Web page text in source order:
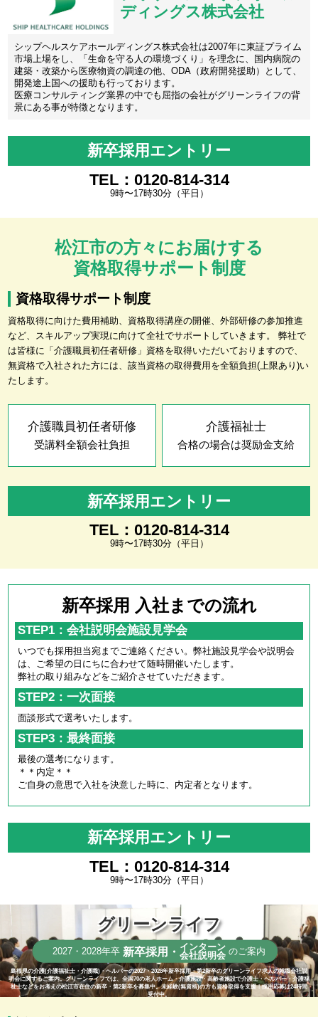
ディングス株式会社
シップヘルスケアホールディングス株式会社は2007年に東証プライム
市場上場をし、「生命を守る人の環境づくり」を理念に、国内病院の
建築・改築から医療物資の調達の他、ODA（政府開発援助）として、
開発途上国への援助も行っております。
医療コンサルティング業界の中でも屈指の会社がグリーンライフの背
景にある事が特徴となります。
新卒採用エントリー
TEL：0120-814-314
9時〜17時30分（平日）
松江市の方々にお届けする
資格取得サポート制度
資格取得サポート制度
資格取得に向けた費用補助、資格取得講座の開催、外部研修の参加推進
など、スキルアップ実現に向けて全社でサポートしていきます。 弊社で
は皆様に「介護職員初任者研修」資格を取得いただいておりますので、
無資格で入社された方には、該当資格の取得費用を全額負担(上限あり)い
たします。
介護職員初任者研修
受講料全額会社負担
介護福祉士
合格の場合は奨励金支給
新卒採用エントリー
TEL：0120-814-314
9時〜17時30分（平日）
新卒採用 入社までの流れ
STEP1：会社説明会施設見学会
いつでも採用担当宛までご連絡ください。弊社施設見学会や説明会
は、ご希望の日にちに合わせて随時開催いたします。
弊社の取り組みなどをご紹介させていただきます。
STEP2：一次面接
面談形式で選考いたします。
STEP3：最終面接
最後の選考になります。
＊＊内定＊＊
ご自身の意思で入社を決意した時に、内定者となります。
新卒採用エントリー
TEL：0120-814-314
9時〜17時30分（平日）
グリーンライフ
2027・2028年卒 新卒採用・ インターン
会社説明会 のご案内
島根県の介護(介護福祉士・介護職)・ヘルパーの2027・2028年新卒採用・第2新卒のグリーンライフ求人の就職会社説
明会に関するご案内。グリーンライフでは、全国70の老人ホーム・介護施設・高齢者施設で介護士・ヘルパー・介護福
祉士などをお考えの松江市在住の新卒・第2新卒を募集中。未経験(無資格)の方も資格取得を支援！採用応募は24時間
受付中。